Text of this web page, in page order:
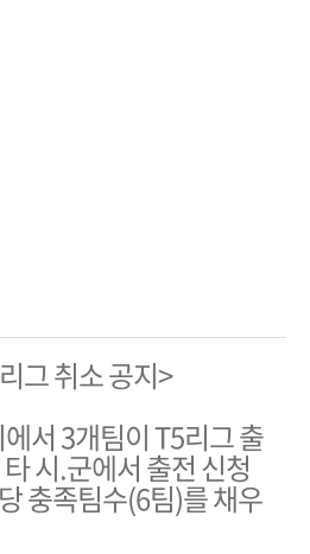
그 취소 공지>
서 3개팀이 T5리그 출
시.군에서 출전 신청
충족팀수(6팀)를 채우